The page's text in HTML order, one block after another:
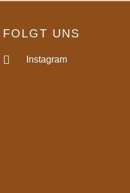
FOLGT UNS
Instagram